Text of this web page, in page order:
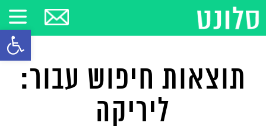
פתח
תוצאות חיפוש עבור:
ליריקה